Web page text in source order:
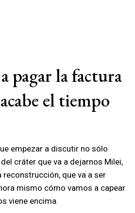
pagar la factura
el tiempo
empezar a discutir no sólo
cráter que va a dejarnos Milei,
reconstrucción, que va a ser
mismo cómo vamos a capear
viene encima.